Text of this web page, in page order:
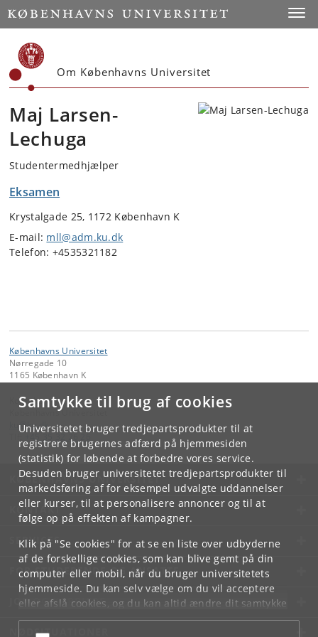
Samtykke til brug af cookies
Universitetet bruger tredjepartsprodukter til at
registrere brugernes adfærd på hjemmesiden
(statistik) for løbende at forbedre vores service.
Desuden bruger universitetet tredjepartsprodukter til
markedsføring af for eksempel udvalgte uddannelser
eller kurser, til at personalisere annoncer og til at
følge op på effekten af kampagner.
Klik på "Se cookies" for at se en liste over udbyderne
af de forskellige cookies, som kan blive gemt på din
computer eller mobil, når du bruger universitetets
hjemmeside. Du kan selv vælge om du vil acceptere
eller afslå cookies, og du kan altid ændre dit samtykke
underCookie- og privatlivspolitiksom du finder i
bunden af hver side.
Start
Om Københavns Universitet
Maj Larsen-
Lechuga
Studentermedhjælper
Eksamen
Krystalgade 25, 1172 København K
E-mail: mll@adm.ku.dk
Telefon: +4535321182
Københavns Universitet
Nørregade 10
1165 København K
Kontakt:
Københavns Universitet
@ku.dk
KØBENHAVNS UNIVERSITET
KONTAKT
SERVICES
FOR STUDERENDE OG ANSATTE
JOB OG KARRIERE
NØDSITUATIONER